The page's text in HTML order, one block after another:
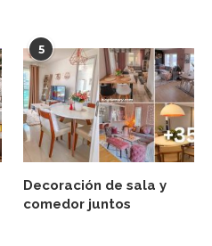
5
Decoración de sala y
comedor juntos